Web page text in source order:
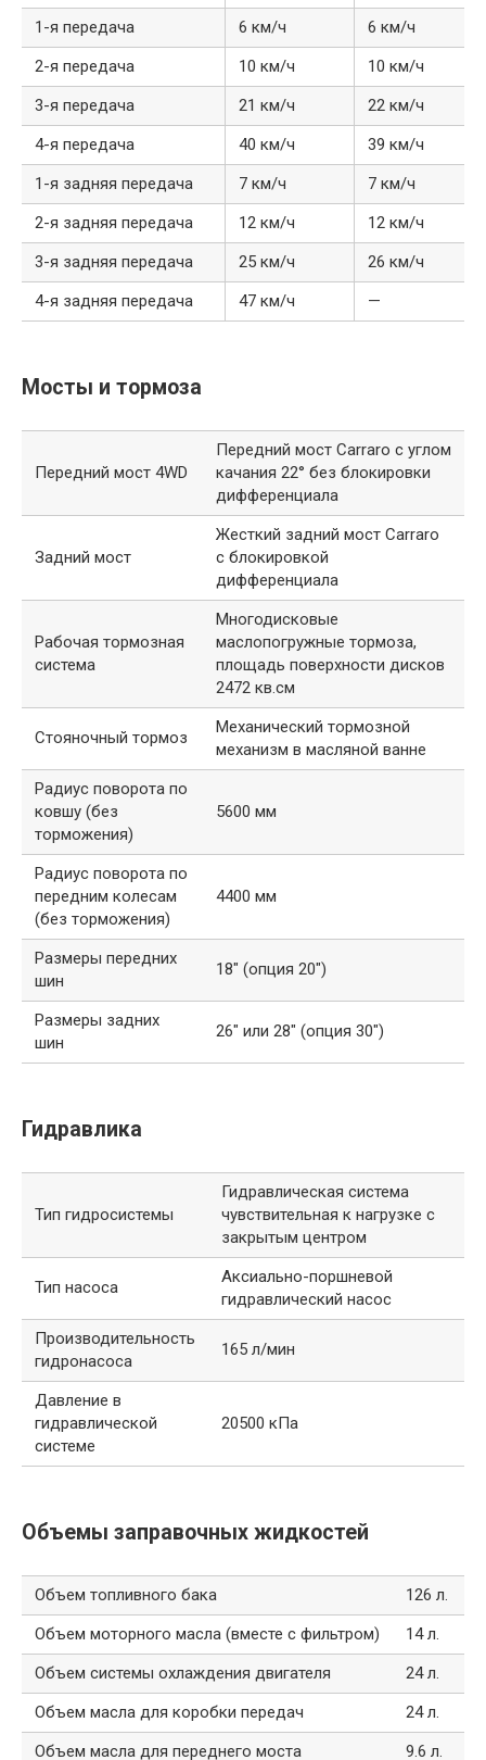
1-я передача 6 км/ч
6 км/ч
2-я передача
10 км/ч
10 км/ч
3-я передача
21 км/ч
22 км/ч
4-я передача
40 км/ч
39 км/ч
1-я задняя передача
7 км/ч
7 км/ч
2-я задняя передача
12 км/ч
12 км/ч
3-я задняя передача
25 км/ч
26 км/ч
4-я задняя передача
47 км/ч —
Мосты и тормоза
Передний мост 4WD
Передний мост Carraro с углом
качания 22° без блокировки
дифференциала
Задний мост
Жесткий задний мост Carraro
с блокировкой
дифференциала
Рабочая тормозная
система
Многодисковые
маслопогружные тормоза,
площадь поверхности дисков
2472 кв.см
Стояночный тормоз
Механический тормозной
механизм в масляной ванне
Радиус поворота по
ковшу (без
торможения)
5600 мм
Радиус поворота по
передним колесам
(без торможения)
4400 мм
Размеры передних
шин
18″ (опция 20″)
Размеры задних
шин
26″ или 28″ (опция 30″)
Гидравлика
Тип гидросистемы
Гидравлическая система
чувствительная к нагрузке с
закрытым центром
Тип насоса
Аксиально-поршневой
гидравлический насос
Производительность
гидронасоса
165 л/мин
Давление в
гидравлической
системе
20500 кПа
Объемы заправочных жидкостей
Объем топливного бака
126 л.
Объем моторного масла (вместе с фильтром)
14 л.
Объем системы охлаждения двигателя
24 л.
Объем масла для коробки передач
24 л.
Объем масла для переднего моста
9.6 л.